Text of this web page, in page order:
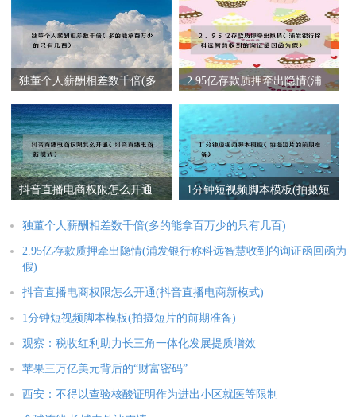
独董个人薪酬相差数千倍(多
2.95亿存款质押牵出隐情(浦
证函回函为假)
抖音直播电商权限怎么开通
1分钟短视频脚本模板(拍摄短
独董个人薪酬相差数千倍(多的能拿百万少的只有几百)
2.95亿存款质押牵出隐情(浦发银行称科远智慧收到的询证函回函为
假)
抖音直播电商权限怎么开通(抖音直播电商新模式)
1分钟短视频脚本模板(拍摄短片的前期准备)
观察：税收红利助力长三角一体化发展提质增效
苹果三万亿美元背后的“财富密码”
西安：不得以查验核酸证明作为进出小区就医等限制